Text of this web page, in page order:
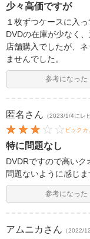
少々高価ですが
１枚ずつケースに入
DVDの在庫が少なく
店舗購入でしたが、
ませんでした。
参考になった
匿名 さん （2023/1/4にレ
ビックカ
特に問題なし
DVDRですので高い
問題ないように感じま
参考になった
アムニカ さん （2022/